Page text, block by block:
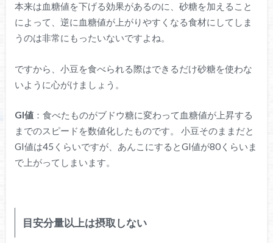
本来は血糖値を下げる効果があるのに、砂糖を加えること
によって、逆に血糖値が上がりやすくなる食材にしてしま
うのは非常にもったいないですよね。
ですから、小豆を食べられる際はできるだけ砂糖を使わな
いように心がけましょう。
GI値：食べたものがブドウ糖に変わって血糖値が上昇する
までのスピードを数値化したものです。 小豆そのままだと
GI値は45くらいですが、あんこにするとGI値が80くらいま
で上がってしまいます。
目安分量以上は摂取しない